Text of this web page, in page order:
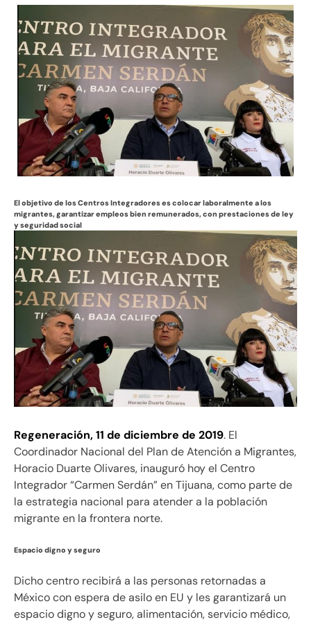
El objetivo de los Centros Integradores es colocar laboralmente a los
migrantes, garantizar empleos bien remunerados, con prestaciones de ley
y seguridad social
Regeneración, 11 de diciembre de 2019. El
Coordinador Nacional del Plan de Atención a Migrantes,
Horacio Duarte Olivares, inauguró hoy el Centro
Integrador “Carmen Serdán” en Tijuana, como parte de
la estrategia nacional para atender a la población
migrante en la frontera norte.
Espacio digno y seguro
Dicho centro recibirá a las personas retornadas a
México con espera de asilo en EU y les garantizará un
espacio digno y seguro, alimentación, servicio médico,